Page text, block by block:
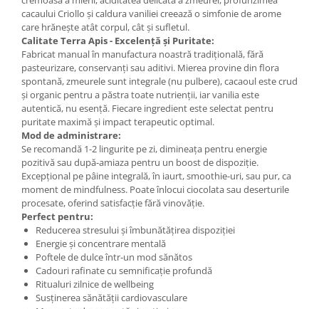
cacaului Criollo și caldura vaniliei creează o simfonie de arome
care hrănește atât corpul, cât și sufletul.
Calitate Terra Apis - Excelență și Puritate:
Fabricat manual în manufactura noastră tradițională, fără
pasteurizare, conservanți sau aditivi. Mierea provine din flora
spontană, zmeurele sunt integrale (nu pulbere), cacaoul este crud
și organic pentru a păstra toate nutrienții, iar vanilia este
autentică, nu esență. Fiecare ingredient este selectat pentru
puritate maximă și impact terapeutic optimal.
Mod de administrare:
Se recomandă 1-2 lingurite pe zi, dimineața pentru energie
pozitivă sau după-amiaza pentru un boost de dispoziție.
Excepțional pe pâine integrală, în iaurt, smoothie-uri, sau pur, ca
moment de mindfulness. Poate înlocui ciocolata sau deserturile
procesate, oferind satisfacție fără vinovăție.
Perfect pentru:
Reducerea stresului și îmbunătățirea dispoziției
Energie și concentrare mentală
Poftele de dulce într-un mod sănătos
Cadouri rafinate cu semnificație profundă
Ritualuri zilnice de wellbeing
Susținerea sănătății cardiovasculare